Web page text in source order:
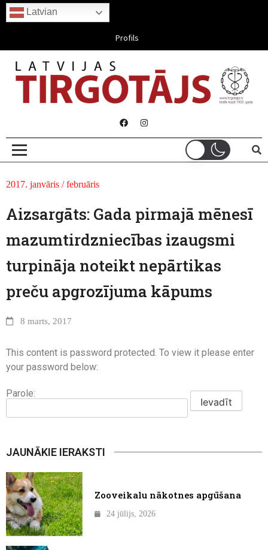
Latvian Aug 07, 2026
Profils
2017. janvāris / februāris
Aizsargāts: Gada pirmajā mēnesī
mazumtirdzniecības izaugsmi
turpināja noteikt nepārtikas
preču apgrozījuma kāpums
8 marts, 2017
This content is password protected. To view it please enter
your password below:
Parole:
JAUNĀKIE IERAKSTI
Zooveikalu nākotnes apgūšana
24 jūlijs, 2026